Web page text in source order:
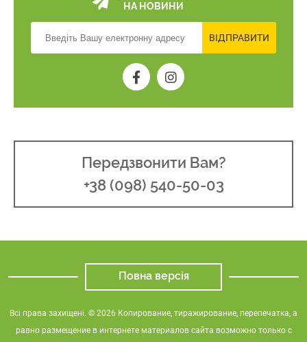
НА НОВИНИ
ВІДПРАВИТИ
Передзвонити Вам?
+38 (098) 540-50-03
Повна версія
Всі права захищені. © 2026 Копирование, тиражирование, перепечатка, а
равно размещение в интернете материалов сайта возможно только с